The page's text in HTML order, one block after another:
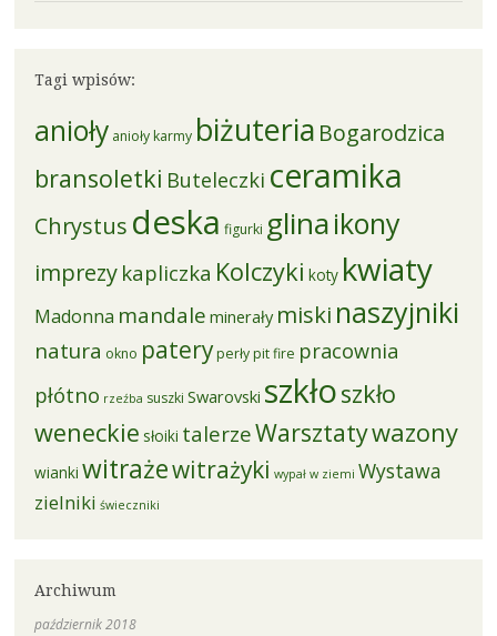
Tagi wpisów:
anioły anioły karmy biżuteria Bogarodzica
bransoletki Buteleczki ceramika
Chrystus deska figurki glinaikony
imprezy kapliczka Kolczyki koty kwiaty
Madonna mandale minerały miski naszyjniki
natura okno pateryperłypit fire pracownia
płótno rzeźba suszki Swarovski szkłoszkło
weneckie słoiki talerzeWarsztatywazony
wianki witrażewitrażyki wypał w ziemi Wystawa
zielniki świeczniki
Archiwum
październik 2018